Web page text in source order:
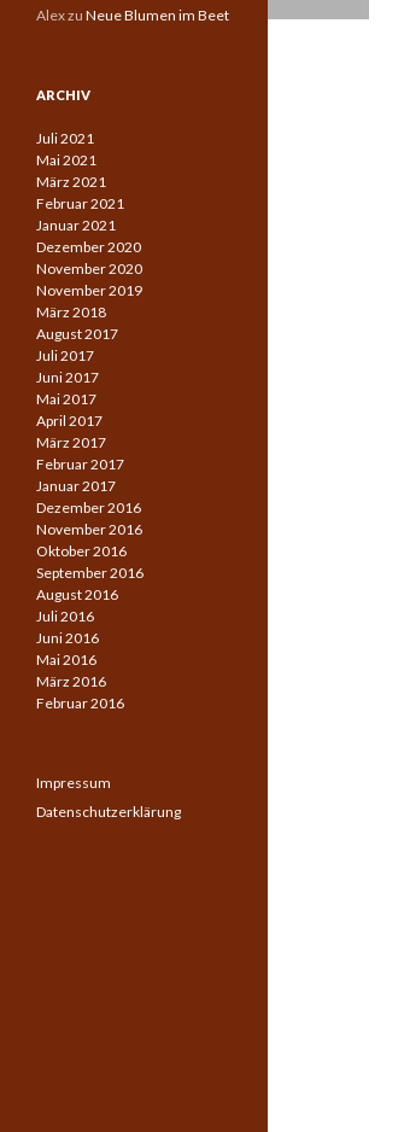
Alexzu Neue Blumen im Beet
ARCHIV
Juli 2021
Mai 2021
März 2021
Februar 2021
Januar 2021
Dezember 2020
November 2020
November 2019
März 2018
August 2017
Juli 2017
Juni 2017
Mai 2017
April 2017
März 2017
Februar 2017
Januar 2017
Dezember 2016
November 2016
Oktober 2016
September 2016
August 2016
Juli 2016
Juni 2016
Mai 2016
März 2016
Februar 2016
Impressum
Datenschutzerklärung